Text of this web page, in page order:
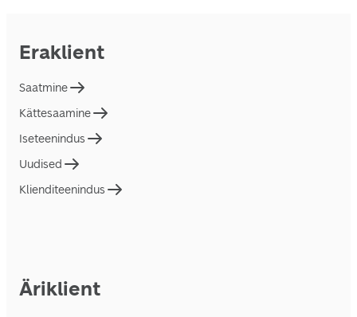
Eraklient
Saatmine
Kättesaamine
Iseteenindus
Uudised
Klienditeenindus
Äriklient